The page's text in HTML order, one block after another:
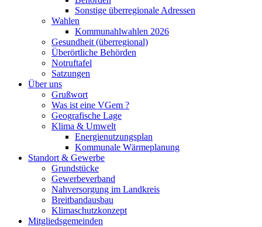
Sonstige überregionale Adressen
Wahlen
Kommunahlwahlen 2026
Gesundheit (überregional)
Überörtliche Behörden
Notruftafel
Satzungen
Über uns
Grußwort
Was ist eine VGem ?
Geografische Lage
Klima & Umwelt
Energienutzungsplan
Kommunale Wärmeplanung
Standort & Gewerbe
Grundstücke
Gewerbeverband
Nahversorgung im Landkreis
Breitbandausbau
Klimaschutzkonzept
Mitgliedsgemeinden